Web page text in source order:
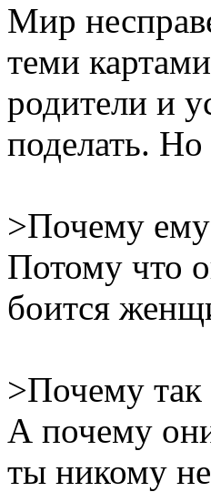
Мир
теми
родители и
поделать. Но
>Почему
Потому что
боится
>Почему
А почему
ты никому